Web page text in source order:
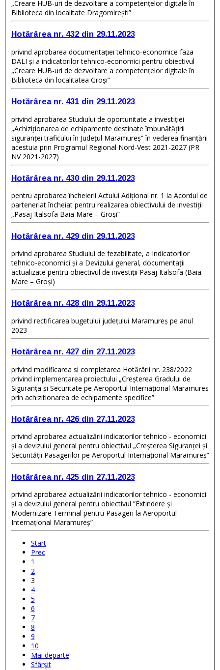
„Creare HUB-uri de dezvoltare a competențelor digitale în
Biblioteca din localitate Dragomirești”
Hotărârea nr. 432 din 29.11.2023
privind aprobarea documentației tehnico-economice faza
DALI și a indicatorilor tehnico-economici pentru obiectivul
„Creare HUB-uri de dezvoltare a competențelor digitale în
Biblioteca din localitatea Groși”
Hotărârea nr. 431 din 29.11.2023
privind aprobarea Studiului de oportunitate a investiției
„Achiziționarea de echipamente destinate îmbunătățirii
siguranței traficului în Județul Maramureș” în vederea finanțării
acestuia prin Programul Regional Nord-Vest 2021-2027 (PR
NV 2021-2027)
Hotărârea nr. 430 din 29.11.2023
pentru aprobarea încheierii Actului Adițional nr. 1 la Acordul de
parteneriat încheiat pentru realizarea obiectivului de investiții
„Pasaj Italsofa Baia Mare – Groși”
Hotărârea nr. 429 din 29.11.2023
privind aprobarea Studiului de fezabilitate, a Indicatorilor
tehnico-economici și a Devizului general, documentații
actualizate pentru obiectivul de investiții Pasaj Italsofa (Baia
Mare – Groși)
Hotărârea nr. 428 din 29.11.2023
privind rectificarea bugetului judeţului Maramureș pe anul
2023
Hotărârea nr. 427 din 27.11.2023
privind modificarea si completarea Hotărârii nr. 238/2022
privind implementarea proiectului „Creşterea Gradului de
Siguranța și Securitate pe Aeroportul Internaţional Maramures
prin achizitionarea de echipamente specifice”
Hotărârea nr. 426 din 27.11.2023
privind aprobarea actualizării indicatorilor tehnico - economici
și a devizului general pentru obiectivul „Creşterea Siguranței și
Securității Pasagerilor pe Aeroportul Internaţional Maramureș”
Hotărârea nr. 425 din 27.11.2023
privind aprobarea actualizării indicatorilor tehnico - economici
și a devizului general pentru obiectivul ”Extindere și
Modernizare Terminal pentru Pasageri la Aeroportul
Internațional Maramureș”
Start
Prec
1
2
3
4
5
6
7
8
9
10
Mai departe
Sfârșit